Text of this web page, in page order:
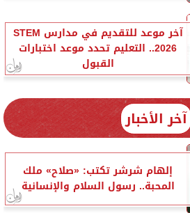
آخر موعد للتقديم في مدارس STEM
2026.. التعليم تحدد موعد اختبارات
القبول
آخر الأخبار
إلهام شرشر تكتب: «صلاح» ملك
المحبة.. رسول السلام والإنسانية